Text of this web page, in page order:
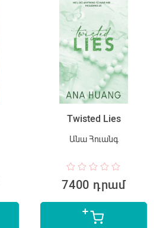
Twisted Lies
Անա Հուանգ
7400 դրամ